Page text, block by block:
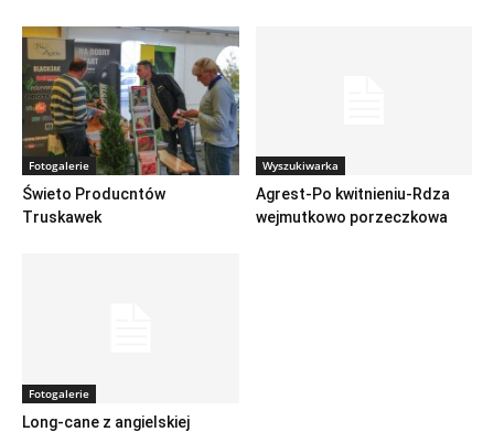
Fotogalerie
Świeto Producntów
Truskawek
Wyszukiwarka
Agrest-Po kwitnieniu-Rdza
wejmutkowo porzeczkowa
Fotogalerie
Long-cane z angielskiej